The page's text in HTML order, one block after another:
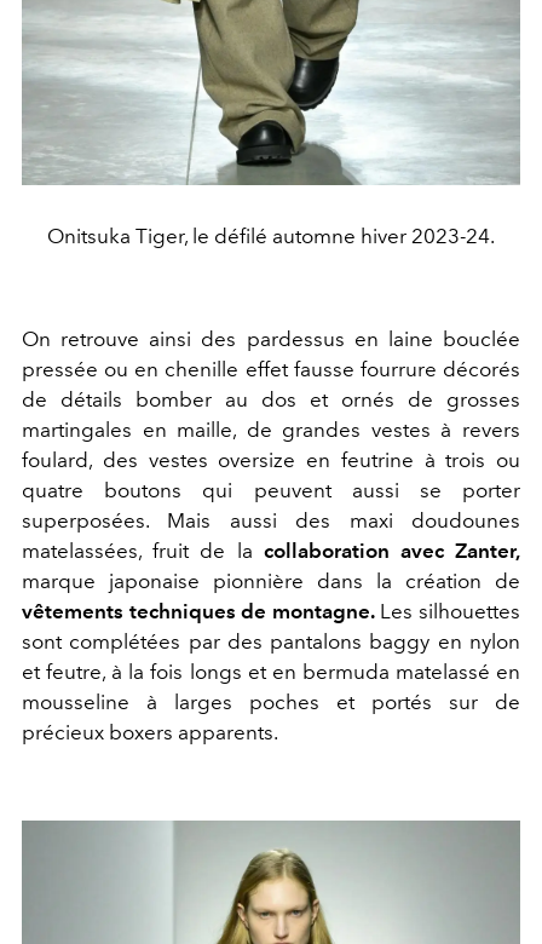
Onitsuka Tiger, le défilé automne hiver 2023-24.
On retrouve ainsi des pardessus en laine bouclée
pressée ou en chenille effet fausse fourrure décorés
de détails bomber au dos et ornés de grosses
martingales en maille, de grandes vestes à revers
foulard, des vestes oversize en feutrine à trois ou
quatre boutons qui peuvent aussi se porter
superposées. Mais aussi des maxi doudounes
matelassées, fruit de la collaboration avec Zanter,
marque japonaise pionnière dans la création de
vêtements techniques de montagne.Les silhouettes
sont complétées par des pantalons baggy en nylon
et feutre, à la fois longs et en bermuda matelassé en
mousseline à larges poches et portés sur de
précieux boxers apparents.